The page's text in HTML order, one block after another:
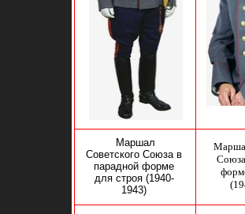
Маршал
Советского Союза в
парадной форме
для строя (1940-
1943)